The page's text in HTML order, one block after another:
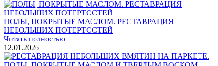
ПОЛЫ, ПОКРЫТЫЕ МАСЛОМ. РЕСТАВРАЦИЯ
НЕБОЛЬШИХ ПОТЕРТОСТЕЙ
Читать полностью
12.01.2026